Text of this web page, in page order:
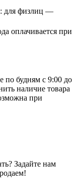
для физлиц —
оплачивается при
по будням с 9:00 до
наличие товара
при
Задайте нам